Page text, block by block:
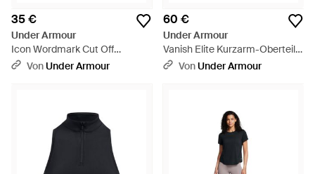
35 €
Under Armour
Icon Wordmark Cut Off
Kurzarm-Oberteil Für Damen
VonUnder Armour
60 €
Under Armour
Vanish Elite Kurzarm-Oberteil
Für Damen Ultimate Metallisch
VonUnder Armour